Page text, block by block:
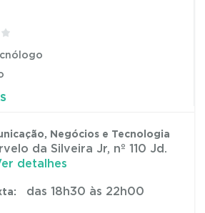
Negócios e Tecnologia
da Silveira Jr, nº 110 Jd.
detalhes
das 18h30 às 22h00